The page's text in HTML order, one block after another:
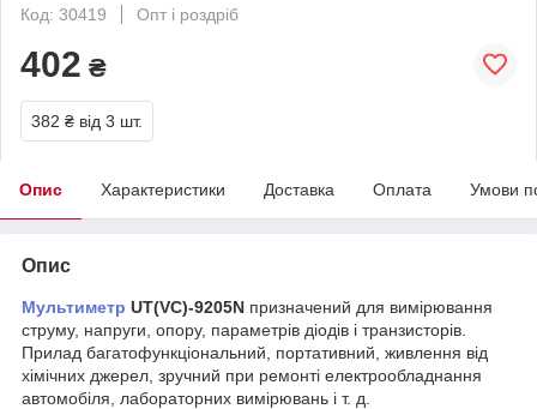
Код: 30419
Опт і роздріб
402 ₴
382 ₴ від 3 шт.
Опис Характеристики Доставка Оплата Умови
Опис
Мультиметр UT(VC)-9205N призначений для вимірювання
струму, напруги, опору, параметрів діодів і транзисторів.
Прилад багатофункціональний, портативний, живлення від
хімічних джерел, зручний при ремонті електрообладнання
автомобіля, лабораторних вимірювань і т. д.